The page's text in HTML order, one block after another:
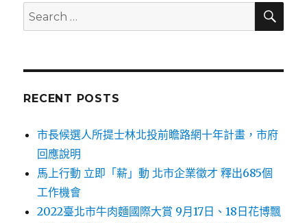
Search
for:
RECENT POSTS
市長候選人所提士林北投前瞻路網十年計畫，市府
回應說明
馬上行動 立即「薪」動 北市企業徵才 釋出685個
工作機會
2022臺北市牛肉麵國際大賞 9月17日、18日花博飄